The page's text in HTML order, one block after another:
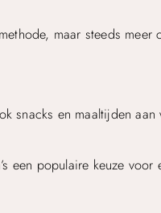
maar steeds meer
snacks en maaltijden
een populaire keuze